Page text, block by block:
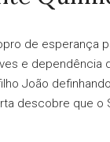
de esperança
e dependência
João
descobre que o